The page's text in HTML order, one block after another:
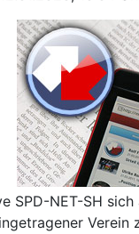
SPD-NET-SH sich
Verein